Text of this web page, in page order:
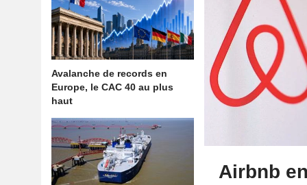
Avalanche de records en
Europe, le CAC 40 au plus
haut
Airbnb